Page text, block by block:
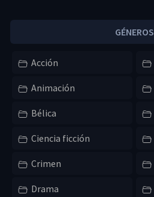
GÉNEROS
Acción
Animación
Bélica
Ciencia ficción
Crimen
Drama